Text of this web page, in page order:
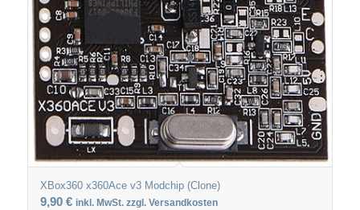
XBox360 x360Ace v3 Modchip (Clone)
9,90 € inkl. MwSt. zzgl. Versandkosten